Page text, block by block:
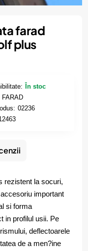
farad
plus
În stoc
FARAD
02236
rezistent la socuri,
important
si forma
in profilul usii. Pe
deflectoarele
de a men?ine